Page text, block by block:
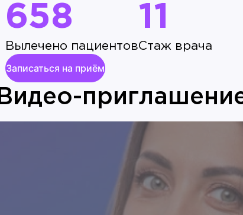
658
Вылечено пациентов
11
Стаж врача
Записаться на приём
Видео-